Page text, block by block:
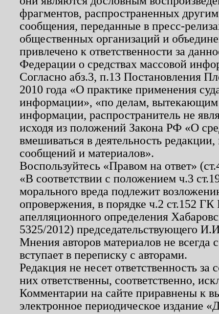
фрагментов, распространенных
сообщения, переданные в пресс-
общественных организаций и
привлечено к ответственности за
Федерации о средствах массовой
Согласно абз.3, п.13 Постановления
2010 года «О практике применения
информации», «по делам, вытекающим
информации, распространитель не
исходя из положений Закона РФ «О
вмешиваться в деятельность
сообщений и материалов».
Воспользуйтесь «Правом на ответ»
«В соответствии с положением ч.3
морального вреда подлежит
опровержения, в порядке ч.2 ст.152
апелляционного определения
5325/2012) председательствующего
Мнения авторов материалов не
вступает в переписку с авторами.
Редакция не несет ответственность
них ответственны, соответственно,
Комментарии на сайте приравнены к
электронное периодическое издание